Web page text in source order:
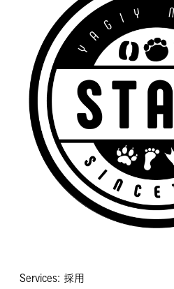
留学生のみなさま
保護者のみなさま
企業のみなさま
卒業生のみなさま
資料請求
交通アクセス
よくある質問
Services: 採用